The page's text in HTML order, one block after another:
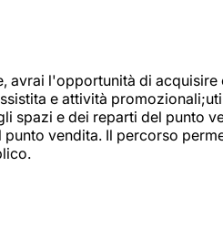
avrai l'opportunità di
e attività
spazi e dei reparti del punto
vendita. Il percorso